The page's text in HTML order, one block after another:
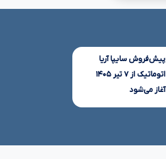
پیش‌فروش سایپا آریا
اتوماتیک از ۷ تیر ۱۴۰۵
آغاز می‌شود